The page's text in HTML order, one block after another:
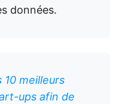
données.
10 meilleurs
ups afin de